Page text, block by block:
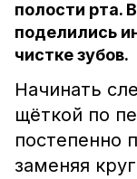
полости рта.
поделились
чистке зубов.
Начинать
щёткой по
постепенно
заменяя